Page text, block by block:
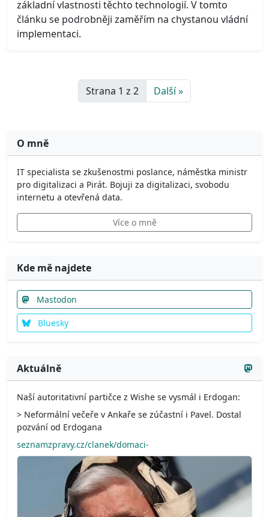
základní vlastnosti těchto technologií. V tomto
článku se podrobněji zaměřím na chystanou vládní
implementaci.
Strana 1 z 2 Další »
O mně
IT specialista se zkušenostmi poslance, náměstka ministr
pro digitalizaci a Pirát. Bojuji za digitalizaci, svobodu
internetu a otevřená data.
Více o mně
Kde mě najdete
Mastodon
Bluesky
Aktuálně
Naší autoritativní partičce z Wishe se vysmál i Erdogan:
> Neformální večeře v Ankaře se zúčastní i Pavel. Dostal
pozvání od Erdogana
seznamzpravy.cz/clanek/domaci-